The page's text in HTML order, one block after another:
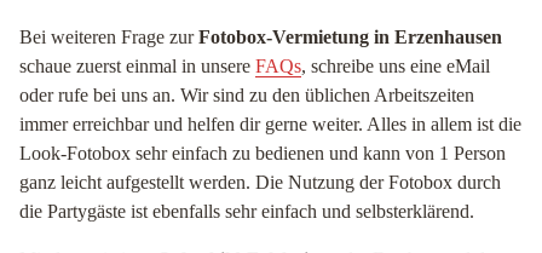
Bei weiteren Frage zurFotobox-Vermietung in Erzenhausen
schaue zuerst einmal in unsere FAQs, schreibe uns eine eMail
oder rufe bei uns an. Wir sind zu den üblichen Arbeitszeiten
immer erreichbar und helfen dir gerne weiter. Alles in allem ist die
Look-Fotobox sehr einfach zu bedienen und kann von 1 Person
ganz leicht aufgestellt werden. Die Nutzung der Fotobox durch
die Partygäste ist ebenfalls sehr einfach und selbsterklärend.